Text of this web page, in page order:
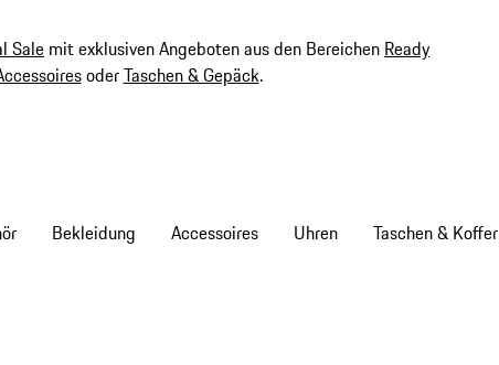
Sale mit exklusiven Angeboten aus den Bereichen Ready
oderTaschen & Gepäck.
Bekleidung Accessoires Uhren Taschen & Koffer